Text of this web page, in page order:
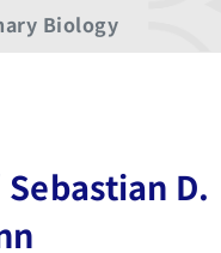
Biology
Sebastian D.